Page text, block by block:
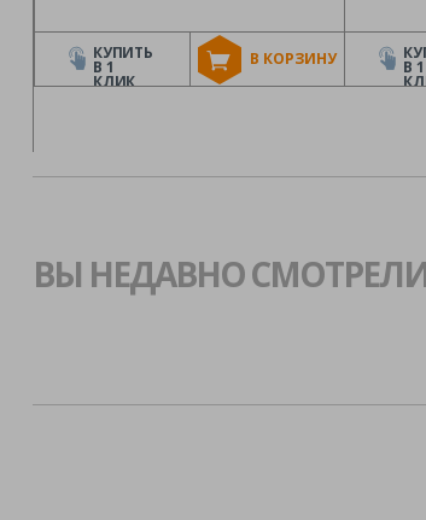
В КОРЗИНУ
КУПИТЬ
В 1
КЛИК
В 1
ВЫ НЕДАВНО